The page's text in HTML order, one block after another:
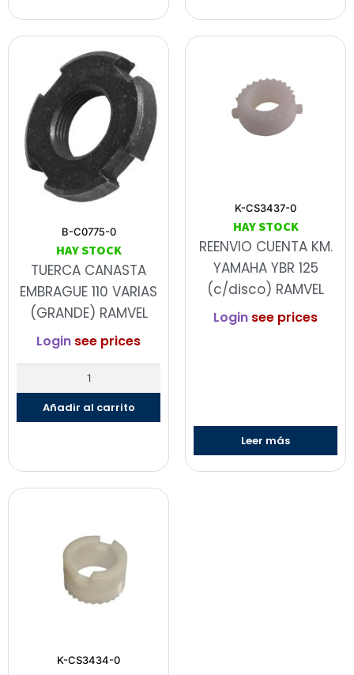
B-C0775-0
HAY STOCK
TUERCA CANASTA
EMBRAGUE 110 VARIAS
(GRANDE) RAMVEL
Login see prices
Añadir al carrito
K-CS3437-0
HAY STOCK
REENVIO CUENTA KM.
YAMAHA YBR 125
(c/disco) RAMVEL
Login see prices
Leer más
K-CS3434-0